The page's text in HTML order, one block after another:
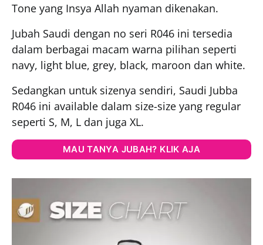
Tone yang Insya Allah nyaman dikenakan.
Jubah Saudi dengan no seri R046 ini tersedia
dalam berbagai macam warna pilihan seperti
navy, light blue, grey, black, maroon dan white.
Sedangkan untuk sizenya sendiri, Saudi Jubba
R046 ini available dalam size-size yang regular
seperti S, M, L dan juga XL.
MAU TANYA JUBAH? KLIK AJA